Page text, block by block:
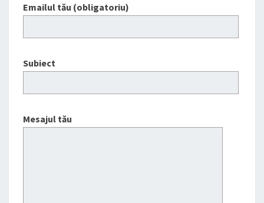
Emailul tău (obligatoriu)
Subiect
Mesajul tău